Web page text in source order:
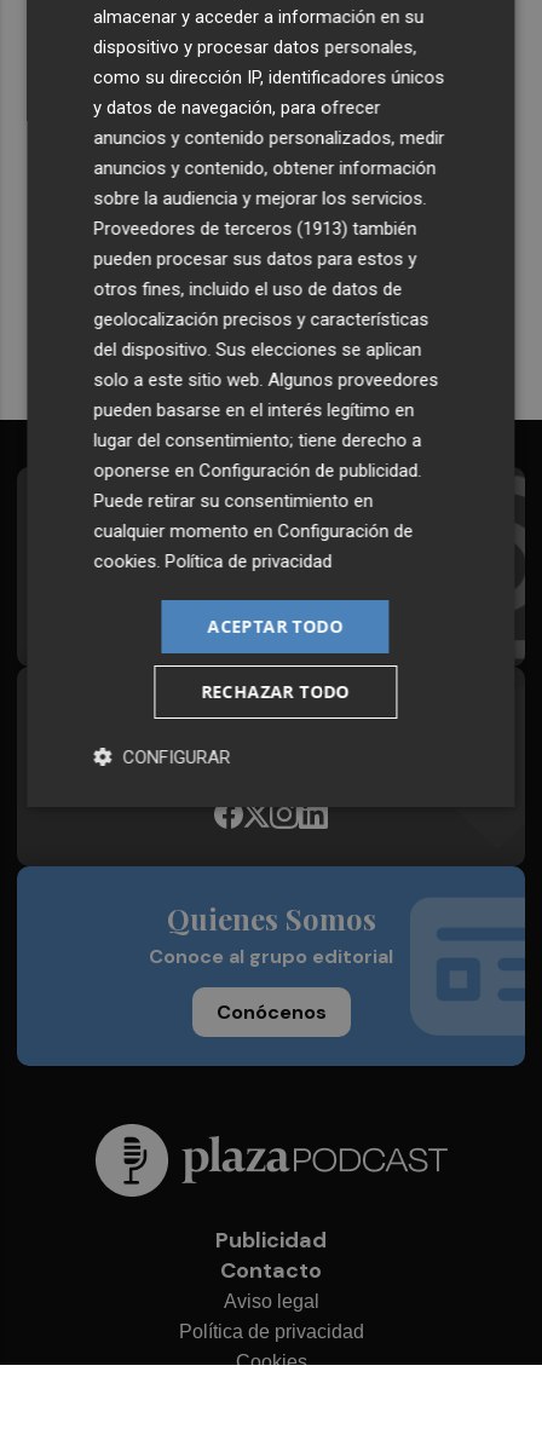
Ocho helicópteros, un avión y más de 100 brigadas se
movilizan en Moratalla por un incendio forestal
Recibe toda la actualidad de
Plaza Podcast en tu correo
Quiero suscribirme
Suscríbete al Boletín
Todos los días a primera hora en tu email
Síguenos en redes
Plaza Podcast, desde cualquier medio
Quienes Somos
Conoce al grupo editorial
Conócenos
Publicidad
Contacto
Aviso legal
Política de privacidad
Cookies
almacenar y acceder a información en su
dispositivo y procesar datos personales,
como su dirección IP, identificadores únicos
y datos de navegación, para ofrecer
anuncios y contenido personalizados, medir
anuncios y contenido, obtener información
sobre la audiencia y mejorar los servicios.
Proveedores de terceros (1913) también
pueden procesar sus datos para estos y
otros fines, incluido el uso de datos de
geolocalización precisos y características
del dispositivo. Sus elecciones se aplican
solo a este sitio web. Algunos proveedores
pueden basarse en el interés legítimo en
lugar del consentimiento; tiene derecho a
oponerse enConfiguración de publicidad.
Puede retirar su consentimiento en
cualquier momento enConfiguración de
cookies.Política de privacidad
ACEPTAR TODO
RECHAZAR TODO
CONFIGURAR